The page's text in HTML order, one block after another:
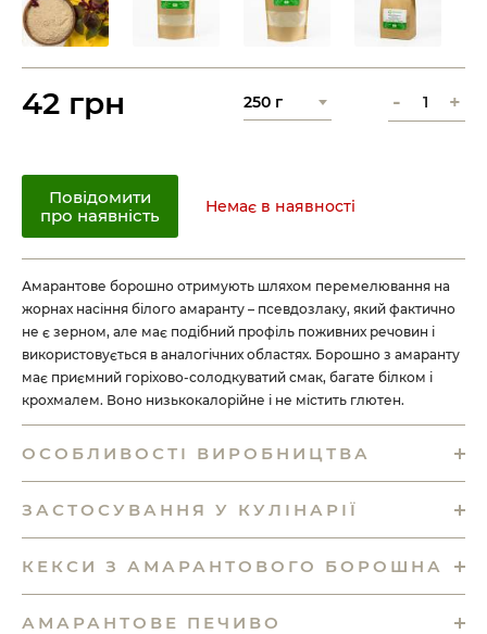
Амарантове борошно отримують шляхом перемелювання на
жорнах насіння білого амаранту – псевдозлаку, який фактично
не є зерном, але має подібний профіль поживних речовин і
використовується в аналогічних областях. Борошно з амаранту
має приємний горіхово-солодкуватий смак, багате білком і
крохмалем. Воно низькокалорійне і не містить глютен.
ОСОБЛИВОСТІ ВИРОБНИЦТВА
ЗАСТОСУВАННЯ У КУЛІНАРІЇ
КЕКСИ З АМАРАНТОВОГО БОРОШНА
АМАРАНТОВЕ ПЕЧИВО
42 грн - +
Повідомити
про наявність
Немає в наявності